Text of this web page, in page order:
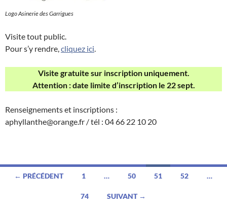
Logo Asinerie des Garrigues
Visite tout public.
Pour s’y rendre, cliquez ici
Visite gratuite sur inscription uniquement.
Attention : date limite d’inscription le 22 sept.
Renseignements et inscriptions :
aphyllanthe@orange.fr / tél : 04 66 22 10 20
Navigation
← PRÉCÉDENT 1 … 50 51 52 …
74 SUIVANT →